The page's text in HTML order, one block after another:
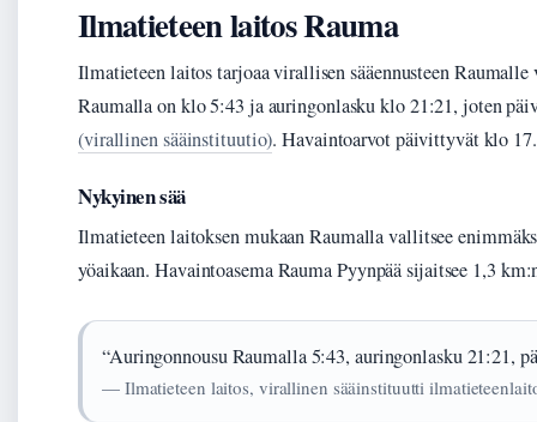
Ilmatieteen laitos Rauma
Ilmatieteen laitos tarjoaa virallisen sääennusteen
Raumalla on klo 5:43 ja auringonlasku klo 21:21, joten
(virallinen sääinstituutio). Havaintoarvot päivittyvät klo
Nykyinen sää
Ilmatieteen laitoksen mukaan Raumalla vallitsee
yöaikaan. Havaintoasema Rauma Pyynpää sijaitsee 1,3
“Auringonnousu Raumalla 5:43, auringonlasku 21:21,
— Ilmatieteen laitos, virallinen sääinstituutti